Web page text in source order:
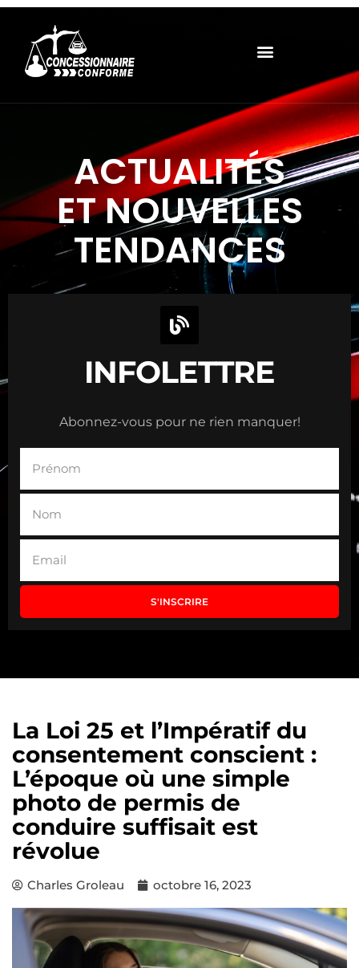
ACTUALITÉS
ET NOUVELLES
TENDANCES
INFOLETTRE
Abonnez-vous pour ne rien manquer!
S'INSCRIRE
La Loi 25 et l’Impératif du
consentement conscient :
L’époque où une simple
photo de permis de
conduire suffisait est
révolue
Charles Groleau octobre 16, 2023